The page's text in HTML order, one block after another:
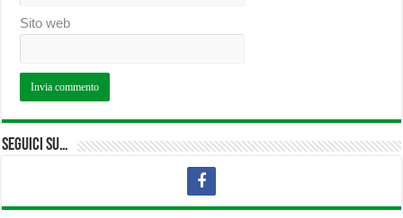
Sito web
Seguici su…